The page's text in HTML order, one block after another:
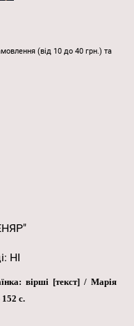
(від 10 до 40 грн.) та
: НІ
вірші [текст] / Марія
с.